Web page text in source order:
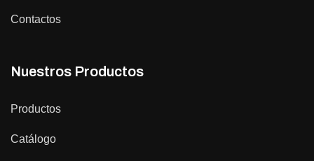
Contactos
Nuestros Productos
Productos
Catálogo